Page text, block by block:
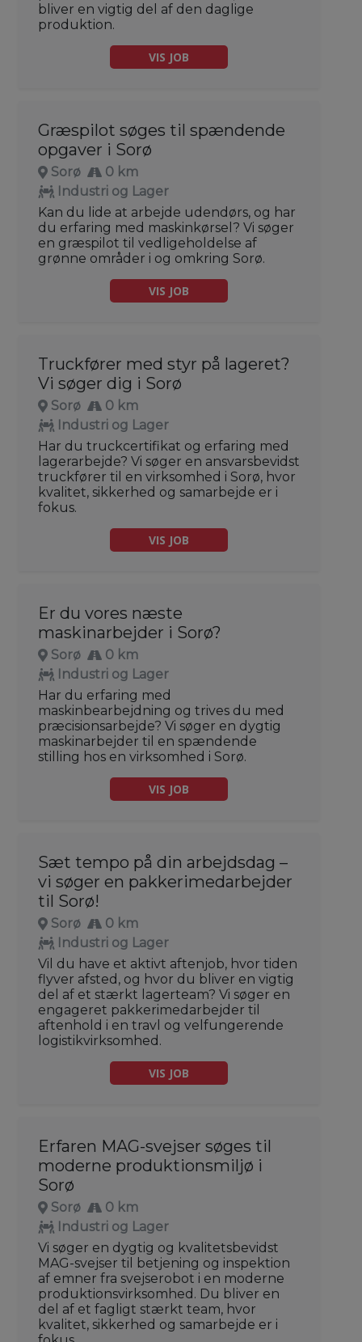
bliver en vigtig del af den daglige
produktion.
VIS JOB
Græspilot søges til spændende
opgaver i Sorø
Sorø
0 km
Industri og Lager
Kan du lide at arbejde udendørs, og har
du erfaring med maskinkørsel? Vi søger
en græspilot til vedligeholdelse af
grønne områder i og omkring Sorø.
VIS JOB
Truckfører med styr på lageret?
Vi søger dig i Sorø
Sorø
0 km
Industri og Lager
Har du truckcertifikat og erfaring med
lagerarbejde? Vi søger en ansvarsbevidst
truckfører til en virksomhed i Sorø, hvor
kvalitet, sikkerhed og samarbejde er i
fokus.
VIS JOB
Er du vores næste
maskinarbejder i Sorø?
Sorø
0 km
Industri og Lager
Har du erfaring med
maskinbearbejdning og trives du med
præcisionsarbejde? Vi søger en dygtig
maskinarbejder til en spændende
stilling hos en virksomhed i Sorø.
VIS JOB
Sæt tempo på din arbejdsdag –
vi søger en pakkerimedarbejder
til Sorø!
Sorø
0 km
Industri og Lager
Vil du have et aktivt aftenjob, hvor tiden
flyver afsted, og hvor du bliver en vigtig
del af et stærkt lagerteam? Vi søger en
engageret pakkerimedarbejder til
aftenhold i en travl og velfungerende
logistikvirksomhed.
VIS JOB
Erfaren MAG-svejser søges til
moderne produktionsmiljø i
Sorø
Sorø
0 km
Industri og Lager
Vi søger en dygtig og kvalitetsbevidst
MAG-svejser til betjening og inspektion
af emner fra svejserobot i en moderne
produktionsvirksomhed. Du bliver en
del af et fagligt stærkt team, hvor
kvalitet, sikkerhed og samarbejde er i